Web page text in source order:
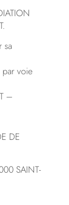
sa
voie
–
DE
SAINT-